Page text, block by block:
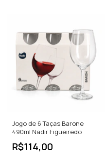
Jogo de 6 Taças Barone
490ml Nadir Figueiredo
R$114,00